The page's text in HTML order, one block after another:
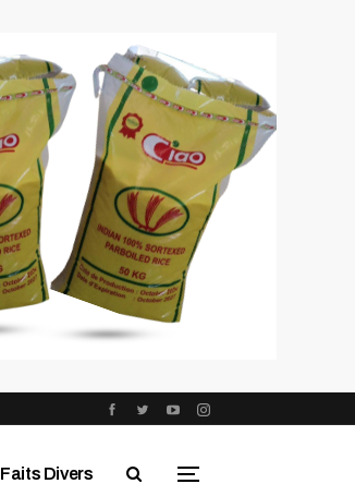
Faits Divers